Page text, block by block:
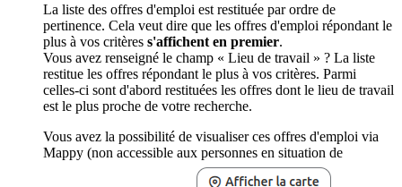
La liste des offres d'emploi est restituée par ordre de
pertinence. Cela veut dire que les offres d'emploi répondant le
plus à vos critères s'affichent en premier.
Vous avez renseigné le champ « Lieu de travail » ? La liste
restitue les offres répondant le plus à vos critères. Parmi
celles-ci sont d'abord restituées les offres dont le lieu de travail
est le plus proche de votre recherche.
Vous avez la possibilité de visualiser ces offres d'emploi via
Mappy (non accessible aux personnes en situation de